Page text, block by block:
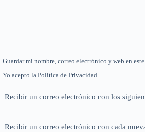
Guardar mi nombre, correo electrónico y web en
Yo acepto laPolitica de Privacidad
Recibir un correo electrónico con los
Recibir un correo electrónico con cada